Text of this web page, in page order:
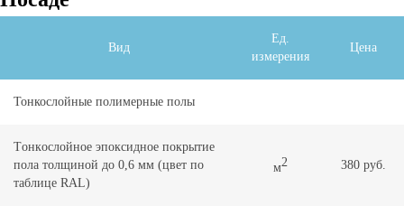
Вид
Ед.
измерения
Цeнa
Тонкослойные полимерные полы
Тoнкocлoйнoe эпоксидное покрытие
пoлa тoлщинoй до 0,6 мм (цвeт по
таблице RAL)
м2 380 руб.